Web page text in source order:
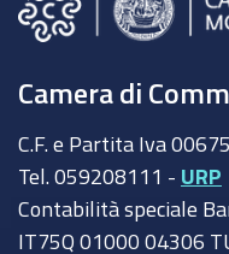
Camera di
C.F. e Partita Iva
Tel. 059208111 - URP
Contabilità speciale
IT75Q 01000 04306